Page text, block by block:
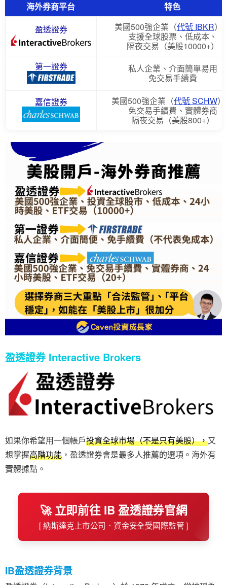
海外券商平台
特色
盈透證券
美國500強企業（代號 IBKR）
支援全球股票、低成本、
隔夜交易（美股10000+）
第一證券
私人企業、介面簡單易用
免交易手續費
嘉信證券 美國500強企業（代號 SCHW
免交易手續費、實體券商
隔夜交易（美股800+）
盈透證券 Interactive Brokers
如果你希望用一個帳戶投資全球市場（不是只有美股），又
想掌握高階功能 ，盈透證券會是最多人推薦的選項。海外有
實體據點。
🚀 立即前往 IB 盈透證券官網
[ 納斯達克上市公司．資金安全受國際監管 ]
IB盈透證券背景